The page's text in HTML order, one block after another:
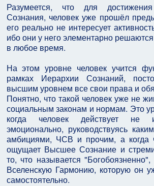
Разумеется, что для
Сознания, человек уже прошёл
его реально не интересует
ибо они у него элементарно
в любое время.
На этом уровне человек учится
рамках Иерархии Сознаний,
высшим уровнем все свои права и
Понятно, что такой человек уже не
социальным законам и нормам. Это
когда человек действует не
эмоционально, руководствуясь
амбициями, ЧСВ и прочим, а когда
ощущает Высшее Сознание и
то, что называется
Вселенскую Гармонию, которую он
самостоятельно.